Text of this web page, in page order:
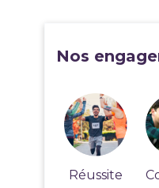
Nos
Réussite